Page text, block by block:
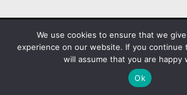
WordPress Theme :
Assurance
Education Entreprises
Formation Lifestyle Achats
Sorties Sports
Electricien
Webmasters
We use cookies to ensure that we
experience on our website. If you continue
will assume that you are happy
Ok